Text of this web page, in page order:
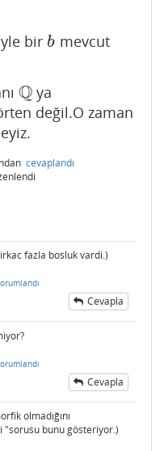
bir b
b mevcut
Q
Q ya
değil.O zaman
cevaplandı
fazla bosluk vardi.)
Cevapla
Cevapla
olmadığını
"sorusu bunu gösteriyor.)